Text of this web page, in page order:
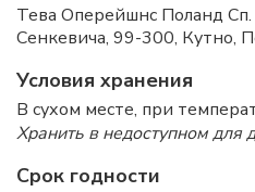
Тева Оперейшнс Поланд Сп.
Сенкевича, 99-300, Кутно,
Условия хранения
В сухом месте, при
Хранить в недоступном для
Срок годности